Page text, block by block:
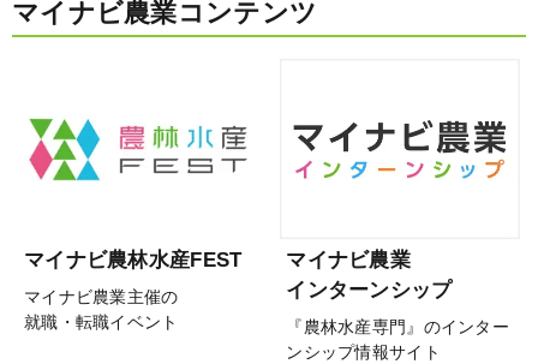
マイナビ農業コンテンツ
マイナビ農林水産FEST
マイナビ農業主催の
就職・転職イベント
マイナビ農業
インターンシップ
『農林水産専門』のインター
ンシップ情報サイト